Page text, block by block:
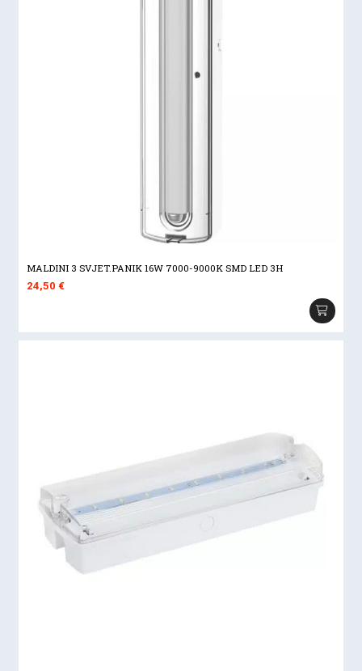
MALDINI 3 SVJET.PANIK 16W 7000-9000K SMD LED 3H
24,50€